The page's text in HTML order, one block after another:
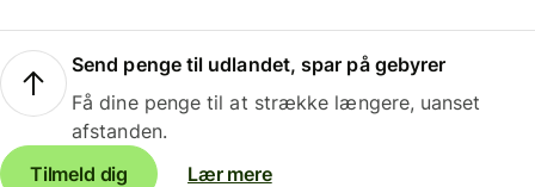
Send penge til udlandet, spar på gebyrer
Få dine penge til at strække længere, uanset
afstanden.
Tilmeld dig
Lær mere